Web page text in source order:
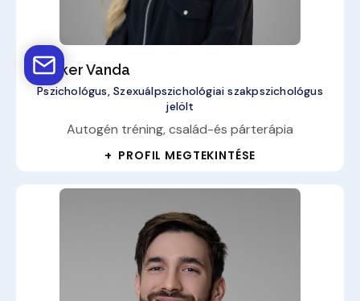
Prekker Vanda
Pszichológus, Szexuálpszichológiai szakpszichológus
jelölt
Autogén tréning, család-és párterápia
+ PROFIL MEGTEKINTÉSE